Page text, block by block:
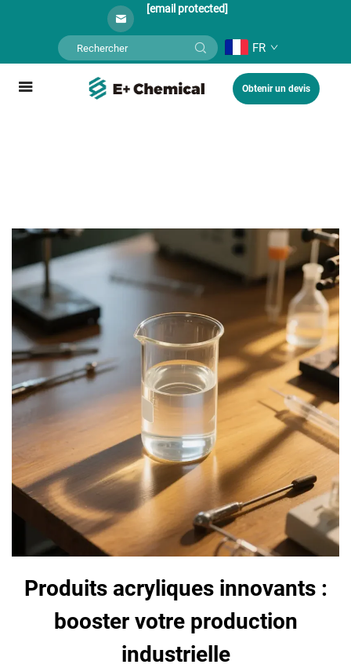
[email protected]
FR
Obtenir un devis
Produits acryliques innovants :
booster votre production
industrielle